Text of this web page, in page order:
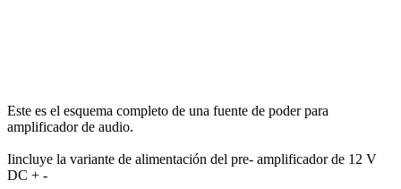
Este es el esquema completo de una fuente de poder para
amplificador de audio.
Iincluye la variante de alimentación del pre- amplificador de 12 V
DC + -